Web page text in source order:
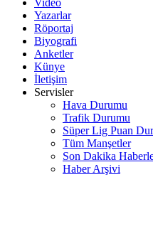
Yazarlar
Röportaj
Biyografi
Anketler
Künye
İletişim
Servisler
Hava Durumu
Trafik Durumu
Süper Lig Puan
Tüm Manşetler
Son Dakika
Haber Arşivi